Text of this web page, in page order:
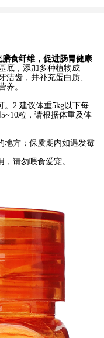
食纤维，促进肠胃健康
底，添加多种植物成
洁齿，并补充蛋白质、
养。
。2.建议体重5kg以下每
粒，请根据体重及体
地方；保质期内如遇发霉
请勿喂食爱宠。